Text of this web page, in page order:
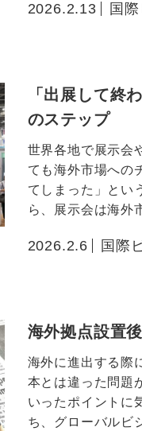
投稿日
2026.2.13 国
「出展して終
のステップ
世界各地で展示会
ても海外市場への
てしまった」とい
ら、展示会は海外
投稿日
2026.2.6 国際
海外拠点設置
海外に進出する際
本とは違った問題
いったポイントに
ち、グローバルビ